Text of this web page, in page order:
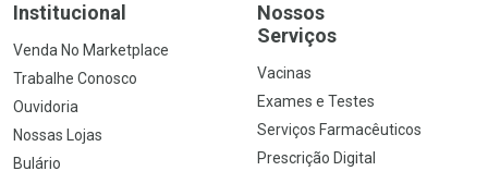
Institucional
Venda No Marketplace
Trabalhe Conosco
Ouvidoria
Nossas Lojas
Bulário
Nossos
Serviços
Vacinas
Exames e Testes
Serviços Farmacêuticos
Prescrição Digital